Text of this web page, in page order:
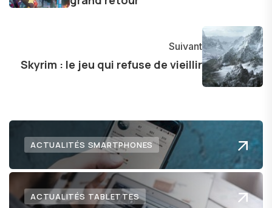
avec enthousiasme mes découvertes avec la
l'exploration constante des frontières de la
technologie me permet de présenter aux
lecteurs un aperçu captivant de ce que le futur
Suivant
Skyrim : le jeu qui refuse de vieillir
ACTUALITÉS SMARTPHONES
ACTUALITÉS TABLETTES